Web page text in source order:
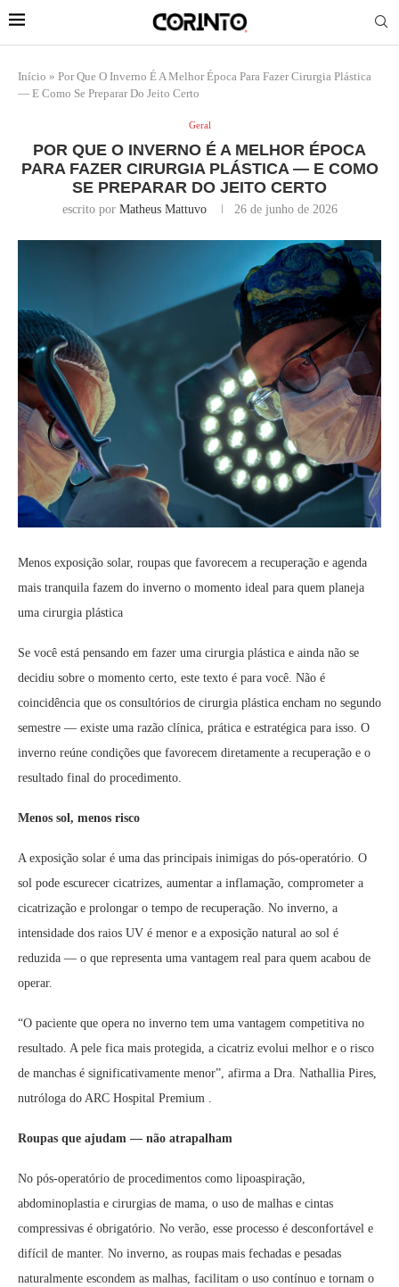
Início » Por Que O Inverno É A Melhor Época Para Fazer Cirurgia Plástica
— E Como Se Preparar Do Jeito Certo
Geral
POR QUE O INVERNO É A MELHOR ÉPOCA
PARA FAZER CIRURGIA PLÁSTICA — E COMO
SE PREPARAR DO JEITO CERTO
escrito por Matheus Mattuvo 26 de junho de 2026
Menos exposição solar, roupas que favorecem a recuperação e agenda
mais tranquila fazem do inverno o momento ideal para quem planeja
uma cirurgia plástica
Se você está pensando em fazer uma cirurgia plástica e ainda não se
decidiu sobre o momento certo, este texto é para você. Não é
coincidência que os consultórios de cirurgia plástica encham no segundo
semestre — existe uma razão clínica, prática e estratégica para isso. O
inverno reúne condições que favorecem diretamente a recuperação e o
resultado final do procedimento.
Menos sol, menos risco
A exposição solar é uma das principais inimigas do pós-operatório. O
sol pode escurecer cicatrizes, aumentar a inflamação, comprometer a
cicatrização e prolongar o tempo de recuperação. No inverno, a
intensidade dos raios UV é menor e a exposição natural ao sol é
reduzida — o que representa uma vantagem real para quem acabou de
operar.
“O paciente que opera no inverno tem uma vantagem competitiva no
resultado. A pele fica mais protegida, a cicatriz evolui melhor e o risco
de manchas é significativamente menor”, afirma a Dra. Nathallia Pires,
nutróloga do ARC Hospital Premium .
Roupas que ajudam — não atrapalham
No pós-operatório de procedimentos como lipoaspiração,
abdominoplastia e cirurgias de mama, o uso de malhas e cintas
compressivas é obrigatório. No verão, esse processo é desconfortável e
difícil de manter. No inverno, as roupas mais fechadas e pesadas
naturalmente escondem as malhas, facilitam o uso contínuo e tornam o